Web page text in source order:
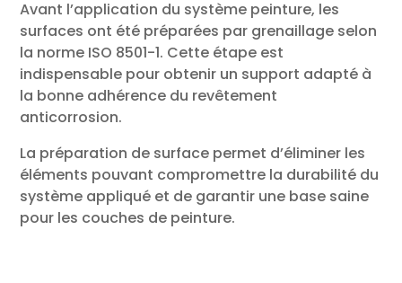
Avant l’application du système peinture, les
surfaces ont été préparées par grenaillage selon
la norme ISO 8501-1. Cette étape est
indispensable pour obtenir un support adapté à
la bonne adhérence du revêtement
anticorrosion.
La préparation de surface permet d’éliminer les
éléments pouvant compromettre la durabilité du
système appliqué et de garantir une base saine
pour les couches de peinture.